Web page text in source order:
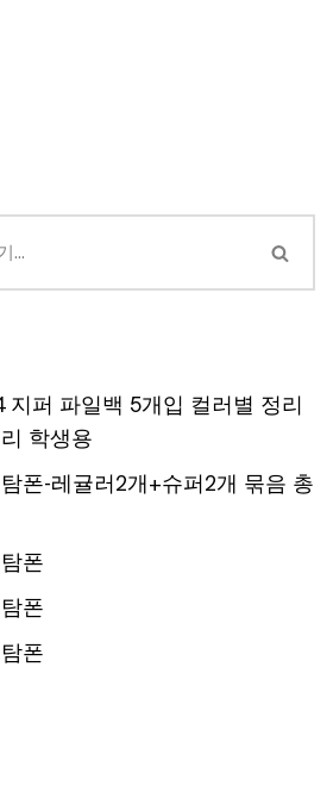
지퍼 파일백 5개입 컬러별 정리
학생용
폰-레귤러2개+슈퍼2개 묶음 총
폰
폰
폰